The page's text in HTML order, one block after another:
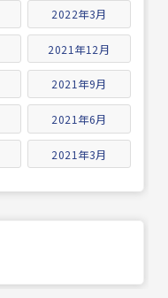
2022年3月
2021年12月
2021年9月
2021年6月
2021年3月